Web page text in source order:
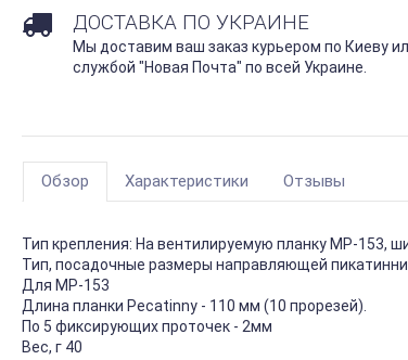
ДОСТАВКА ПО УКРАИНЕ
Мы доставим ваш заказ курьером по Киеву
службой "Новая Почта" по всей Украине.
Обзор Характеристики Отзывы
Тип крепления: На вентилируемую планку МР-153,
Тип, посадочные размеры направляющей
Для МР-153
Длина планки Pecatinny - 110 мм (10 прорезей).
По 5 фиксирующих проточек - 2мм
Вес, г 40